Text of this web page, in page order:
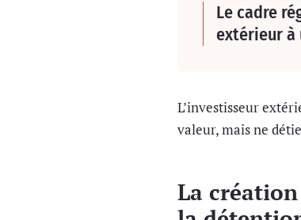
Le cadre
extérieur à
L’investisseur
valeur, mais ne
La